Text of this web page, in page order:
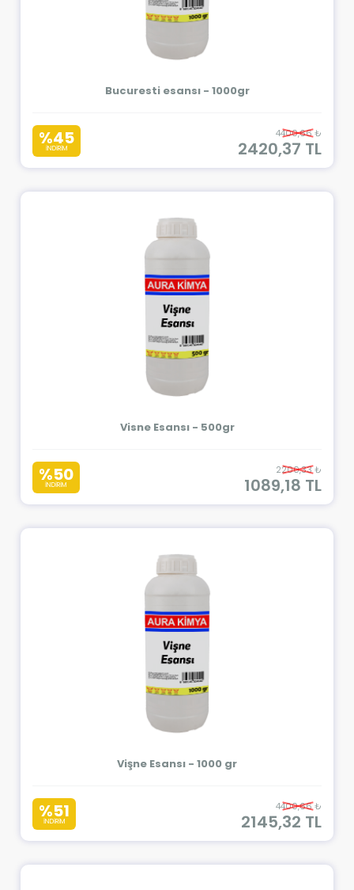
Bucuresti esansı - 1000gr
%45
İNDİRİM
4400,66 ₺
2420,37 TL
Visne Esansı - 500gr
%50
İNDİRİM
2200,33 ₺
1089,18 TL
Vişne Esansı - 1000 gr
%51
İNDİRİM
4400,66 ₺
2145,32 TL